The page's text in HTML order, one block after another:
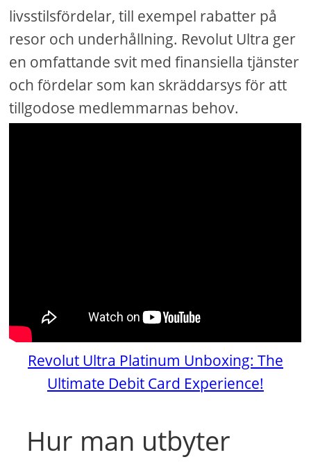
livsstilsfördelar, till exempel rabatter på
resor och underhållning. Revolut Ultra ger
en omfattande svit med finansiella tjänster
och fördelar som kan skräddarsys för att
tillgodose medlemmarnas behov.
Revolut Ultra Platinum Unboxing: The
Ultimate Debit Card Experience!
Hur man utbyter